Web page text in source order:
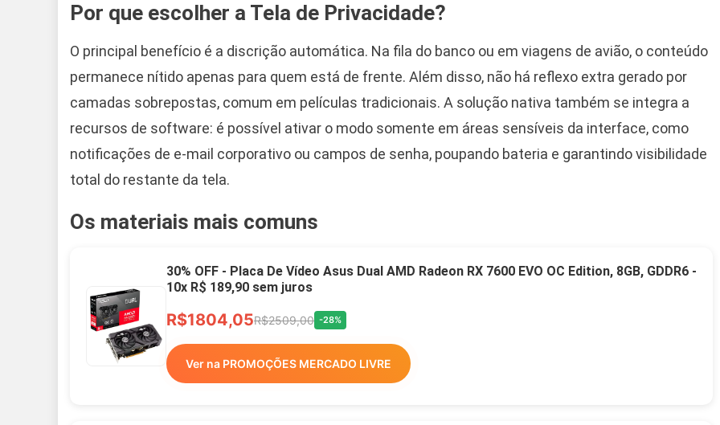
Por que escolher a Tela de Privacidade?
O principal benefício é a discrição automática. Na fila do banco ou em viagens de avião, o conteúdo
permanece nítido apenas para quem está de frente. Além disso, não há reflexo extra gerado por
camadas sobrepostas, comum em películas tradicionais. A solução nativa também se integra a
recursos de software: é possível ativar o modo somente em áreas sensíveis da interface, como
notificações de e-mail corporativo ou campos de senha, poupando bateria e garantindo visibilidade
total do restante da tela.
Os materiais mais comuns
30% OFF - Placa De Vídeo Asus Dual AMD Radeon RX 7600 EVO OC Edition, 8GB, GDDR6 -
10x R$ 189,90 sem juros
R$1804,05R$2509,00 -28%
Ver na PROMOÇÕES MERCADO LIVRE